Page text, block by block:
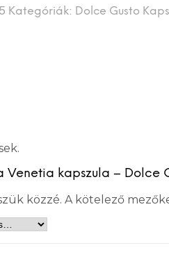
Kategóriák: Dolce Gusto
Venetia kapszula – Dolce
közzé. A kötelező